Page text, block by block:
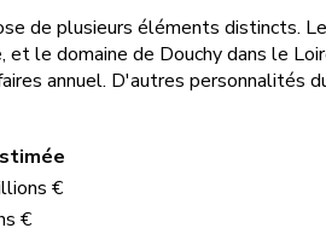
de plusieurs éléments distincts.
et le domaine de Douchy dans le
annuel. D'autres personnalités
€
€